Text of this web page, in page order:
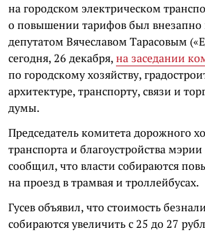
на городском электрическом
о повышении тарифов был внезапно
депутатом Вячеславом Тарасовым
сегодня, 26 декабря,на заседании
по городскому хозяйству,
архитектуре, транспорту, связи и
думы.
Председатель комитета дорожного
транспорта и благоустройства
сообщил, что власти собираются
на проезд в трамвая и троллейбусах.
Гусев объявил, что стоимость
собираются увеличить с 25 до 27